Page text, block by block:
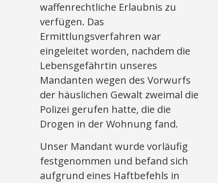
waffenrechtliche Erlaubnis zu
verfügen. Das
Ermittlungsverfahren war
eingeleitet worden, nachdem die
Lebensgefährtin unseres
Mandanten wegen des Vorwurfs
der häuslichen Gewalt zweimal die
Polizei gerufen hatte, die die
Drogen in der Wohnung fand.
Unser Mandant wurde vorläufig
festgenommen und befand sich
aufgrund eines Haftbefehls in